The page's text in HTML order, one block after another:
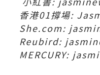
香港01撐場:
She.com:
Reubird:
MERCURY: